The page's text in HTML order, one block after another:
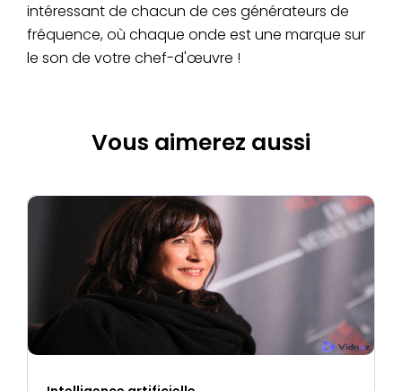
intéressant de chacun de ces générateurs de
fréquence, où chaque onde est une marque sur
le son de votre chef-d'œuvre !
Vous aimerez aussi